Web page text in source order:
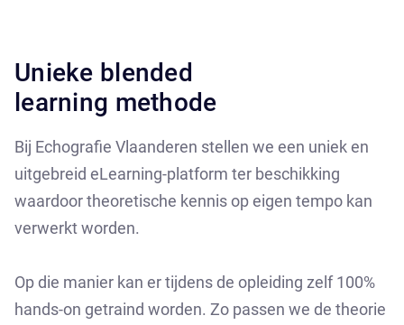
Unieke blended
learning methode
Bij Echografie Vlaanderen stellen we een uniek en
uitgebreid eLearning-platform ter beschikking
waardoor theoretische kennis op eigen tempo kan
verwerkt worden.
Op die manier kan er tijdens de opleiding zelf 100%
hands-on getraind worden. Zo passen we de theorie